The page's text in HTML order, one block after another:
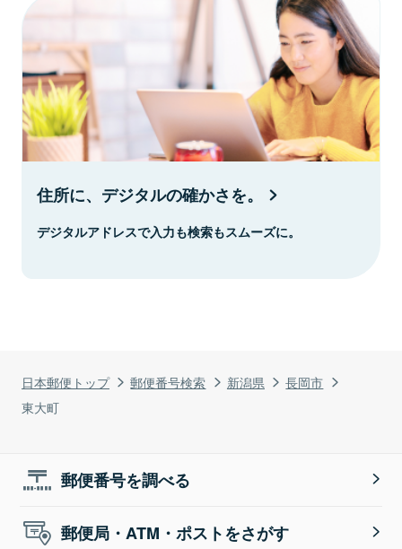
日本郵便トップ 郵便番号検索 新潟県
長岡市
東大町
住所に、デジタルの確かさを。
デジタルアドレスで入力も検索もスムーズに。
郵便番号を調べる
郵便局・ATM・ポストをさがす